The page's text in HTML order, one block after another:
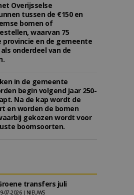
Overijsselse
tussen de €150 en
bomen of
waarvan 75
provincie en de gemeente
onderdeel van de
in de gemeente
begin volgend jaar 250-
Na de kap wordt de
en worden de bomen
gekozen wordt voor
boomsoorten.
transfers juli
07-2026 | NIEUWS